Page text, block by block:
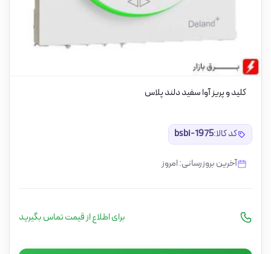
کلید و پریز آوا سفید دلند پلاس
کد کالا:bsbi-1975
آخرین بروزرسانی: امروز
برای اطلاع از قیمت تماس بگیرید